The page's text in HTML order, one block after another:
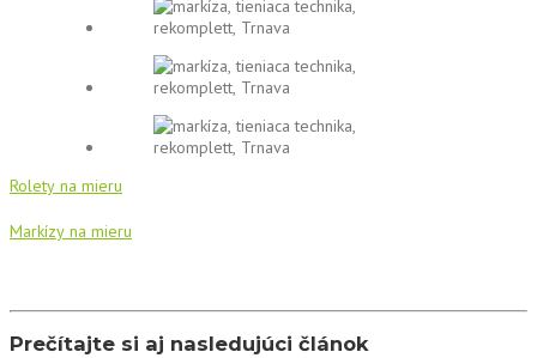
Rolety na mieru
Markízy na mieru
Prečítajte si aj nasledujúci článok